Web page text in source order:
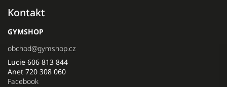
Kontakt
GYMSHOP
obchod@gymshop.cz
Lucie 606 813 844
Anet 720 308 060
Facebook